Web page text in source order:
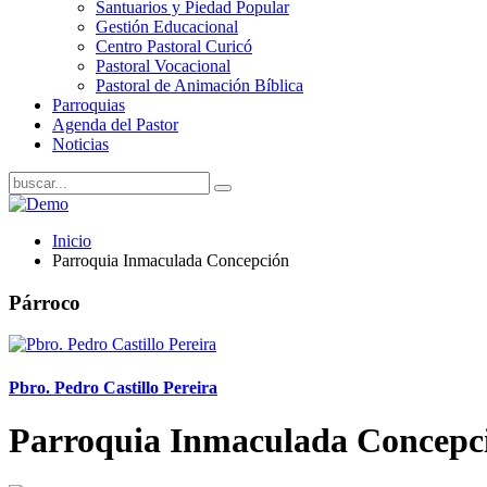
Santuarios y Piedad Popular
Gestión Educacional
Centro Pastoral Curicó
Pastoral Vocacional
Pastoral de Animación Bíblica
Parroquias
Agenda del Pastor
Noticias
Inicio
Parroquia Inmaculada Concepción
Párroco
Pbro. Pedro Castillo Pereira
Parroquia Inmaculada